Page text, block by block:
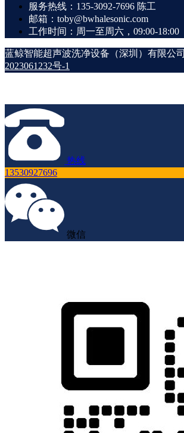
服务热线：135-3092-7696 陈工
邮箱：toby@bwhalesonic.com
工作时间：周一至周六，09:00-18:00
蓝鲸智能超声波洗净设备（深圳）有限公司
2023061232号-1
热线
13530927696
微信